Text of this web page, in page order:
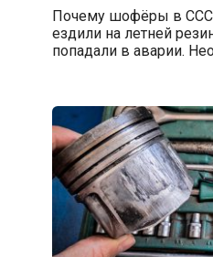
Почему шофёры в
ездили на летней
попадали в аварии.